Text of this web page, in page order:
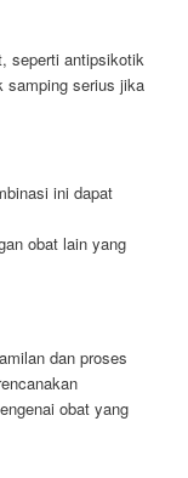
seperti antipsikotik
samping serius jika
ini dapat
obat lain yang
dan proses
obat yang